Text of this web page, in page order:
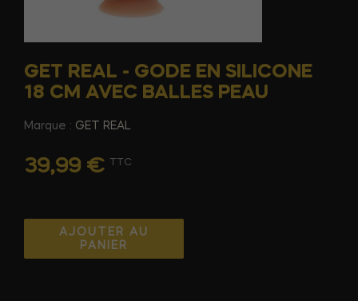
GET REAL - GODE EN SILICONE
18 CM AVEC BALLES PEAU
Marque : GET REAL
39,99 € TTC
AJOUTER AU
PANIER